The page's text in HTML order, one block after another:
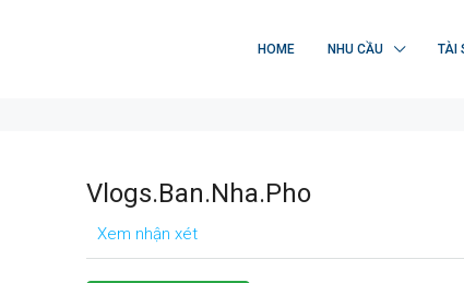
HOME NHU CẦU TÀI
Vlogs.Ban.nha.pho
Xem nhận xét